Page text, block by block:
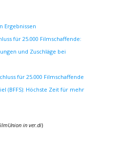
Ergebnissen
für 25.000 Filmschaffende:
und Zuschläge bei
für 25.000 Filmschaffende
(BFFS): Höchste Zeit für mehr
in ver.di)